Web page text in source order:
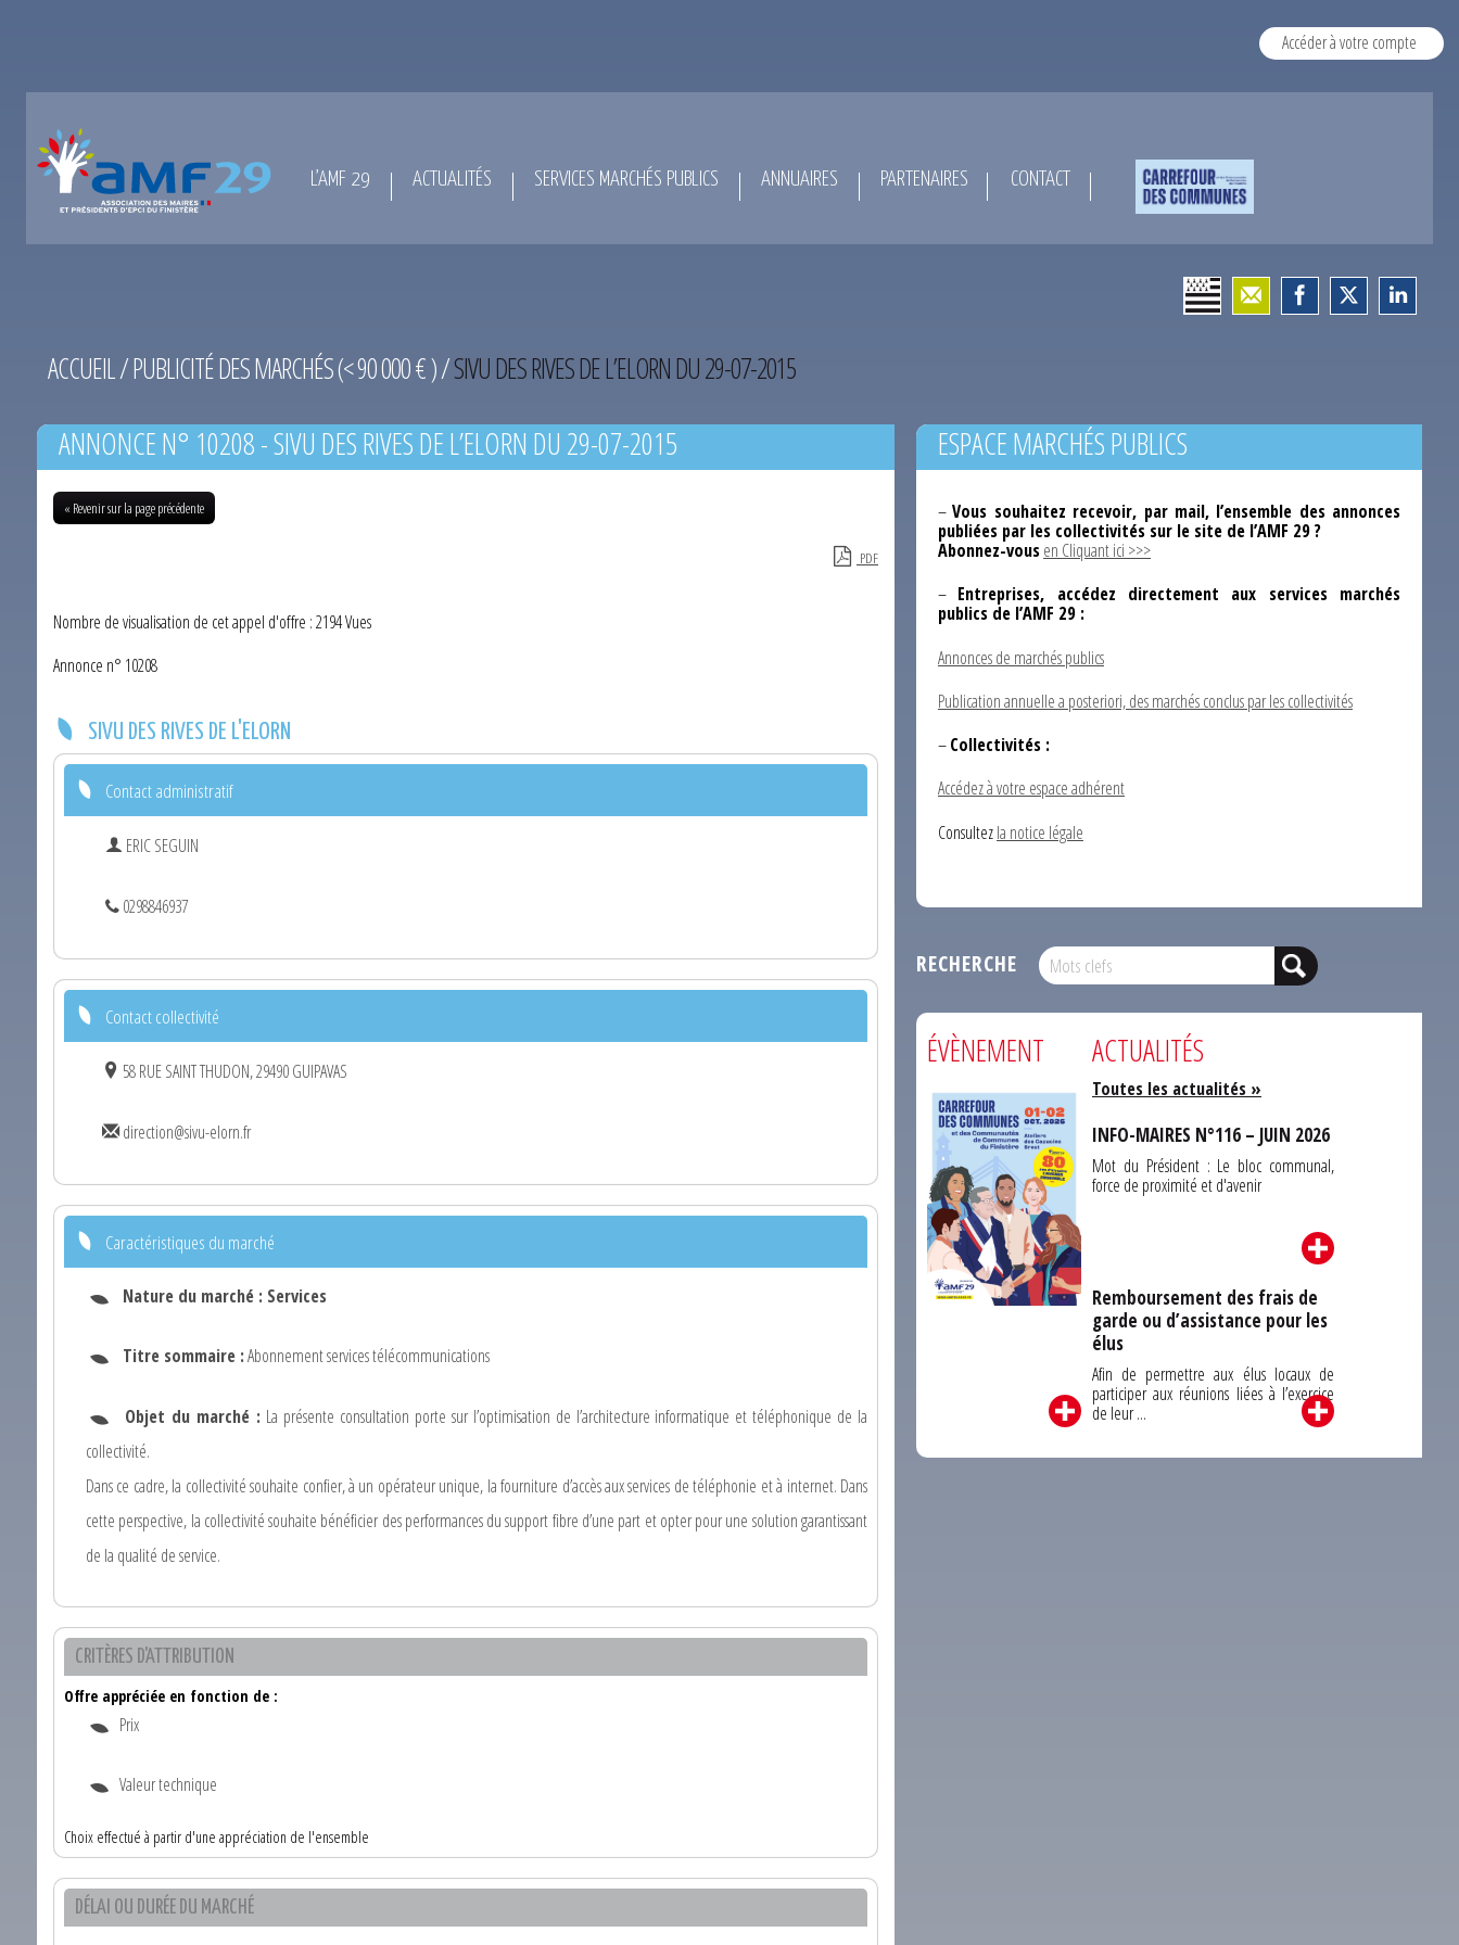
Accéder à votre compte
L’AMF 29 ACTUALITÉS SERVICES MARCHÉS PUBLICS ANNUAIRES PARTENAIRES CONTACT
ACCUEIL/PUBLICITÉ DES MARCHÉS (< 90 000 € )/SIVU DES RIVES DE L’ELORN DU 29-07-2015
ANNONCE N° 10208 - SIVU DES RIVES DE L’ELORN DU 29-07-2015
« Revenir sur la page précédente
PDF
Nombre de visualisation de cet appel d'offre : 2194 Vues
Annonce n° 10208
SIVU DES RIVES DE L'ELORN
Contact administratif
ERIC SEGUIN
0298846937
Contact collectivité
58 RUE SAINT THUDON, 29490 GUIPAVAS
direction@sivu-elorn.fr
Caractéristiques du marché
Nature du marché : Services
Titre sommaire :Abonnement services télécommunications
Objet du marché : La présente consultation porte sur l’optimisation de l’architecture informatique et téléphonique de la
collectivité.
Dans ce cadre, la collectivité souhaite confier, à un opérateur unique, la fourniture d’accès aux services de téléphonie et à internet. Dans
cette perspective, la collectivité souhaite bénéficier des performances du support fibre d’une part et opter pour une solution garantissant
de la qualité de service.
CRITÈRES D'ATTRIBUTION
Offre appréciée en fonction de :
Prix
Valeur technique
Choix effectué à partir d'une appréciation de l'ensemble
DÉLAI OU DURÉE DU MARCHÉ
ESPACE MARCHÉS PUBLICS
–Vous souhaitez recevoir, par mail, l’ensemble des annonces
publiées par les collectivités sur le site de l’AMF 29 ?
Abonnez-vousen Cliquant ici >>>
– Entreprises, accédez directement aux services marchés
publics de l’AMF 29 :
Annonces de marchés publics
Publication annuelle a posteriori, des marchés conclus par les collectivités
–Collectivités :
Accédez à votre espace adhérent
Consultezla notice légale
RECHERCHE
ÉVÈNEMENT ACTUALITÉS
Toutes les actualités »
INFO-MAIRES N°116 – JUIN 2026
Mot du Président : Le bloc communal,
force de proximité et d'avenir
Remboursement des frais de
garde ou d’assistance pour les
élus
Afin de permettre aux élus locaux de
participer aux réunions liées à l’exercice
de leur ...